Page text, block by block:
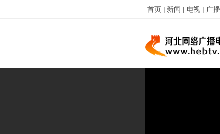
首页 | 新闻 | 电视 | 广